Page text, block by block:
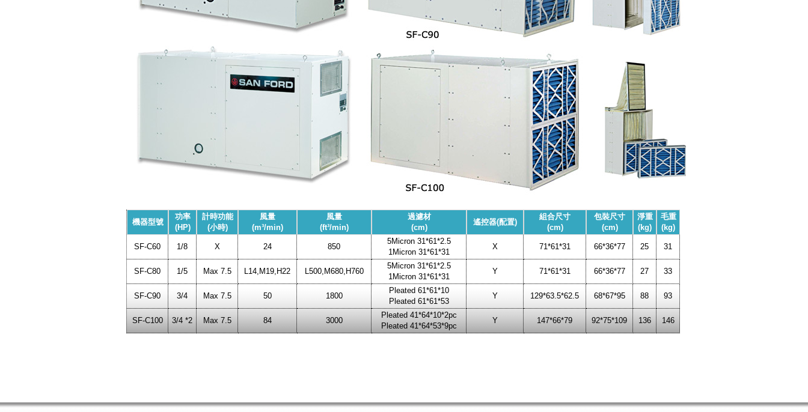
機器型號
功率
(HP)
計時功能
(小時)
風量
(m³/min)
風量
(ft³/min)
過濾材
(cm)
遙控器(配置)
組合尺寸
(cm)
包裝尺寸
(cm)
淨重
(kg)
毛重
(kg)
SF-C60 1/8 X 24 850
5Micron 31*61*2.5
1Micron 31*61*31
X 71*61*31 66*36*77 25 31
SF-C80 1/5 Max 7.5 L14,M19,H22 L500,M680,H760
5Micron 31*61*2.5
1Micron 31*61*31
Y 71*61*31 66*36*77 27 33
SF-C90 3/4 Max 7.5 50 1800
Pleated 61*61*10
Pleated 61*61*53
Y 129*63.5*62.5 68*67*95 88 93
SF-C100 3/4 *2 Max 7.5 84 3000
Pleated 41*64*10*2pc
Pleated 41*64*53*9pc
Y 147*66*79 92*75*109 136 146